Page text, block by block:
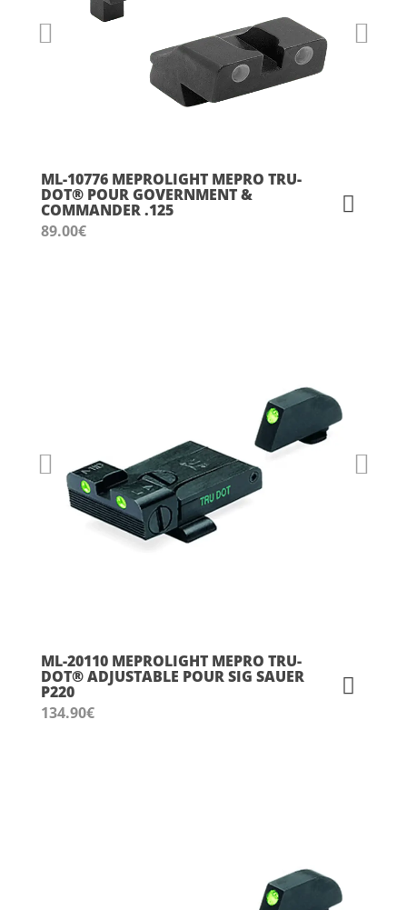
ML-10776 MEPROLIGHT MEPRO TRU-
DOT® POUR GOVERNMENT &
COMMANDER .125
89.00€
ML-20110 MEPROLIGHT MEPRO TRU-
DOT® ADJUSTABLE POUR SIG SAUER
P220
134.90€